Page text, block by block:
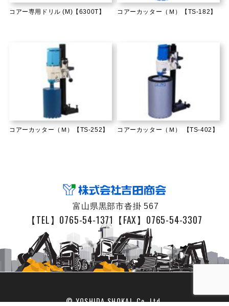
コアー専用ドリル (M)【6300T】 コアーカッター（Ｍ）【TS-182】
コアーカッター（Ｍ）【TS-252】 コアーカッター（Ｍ） 【TS-402】
富山県黒部市沓掛 567
【TEL】0765-54-1371 【FAX】0765-54-3307
© YOSHIDA SHOKAI. Co,.Ltd.